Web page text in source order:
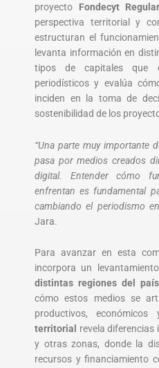
proyecto Fondecyt Regular
perspectiva territorial y
estructuran el
levanta información en
tipos de capitales que
periodísticos y evalúa
inciden en la toma de
sostenibilidad de los
“Una parte muy importante
pasa por medios creados
digital. Entender cómo
enfrentan es fundamental
cambiando el periodismo en
Jara.
Para avanzar en esta
incorpora un
distintas regiones del
cómo estos medios se
productivos,
territorial
revela
y otras zonas, donde la
recursos y financiamiento